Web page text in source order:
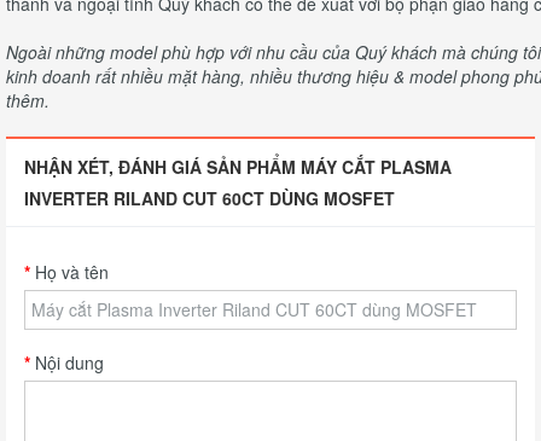
Ngoài những model phù hợp với nhu cầu của Quý khách mà chúng
kinh doanh rất nhiều mặt hàng, nhiều thương hiệu & model phong
thêm.
NHẬN XÉT, ĐÁNH GIÁ SẢN PHẨM MÁY CẮT PLASMA
INVERTER RILAND CUT 60CT DÙNG MOSFET
Họ và tên
Nội dung